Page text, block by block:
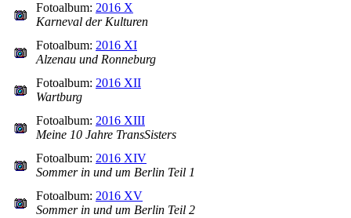
Fotoalbum: 2016 X
Karneval der Kulturen
Fotoalbum: 2016 XI
Alzenau und Ronneburg
Fotoalbum: 2016 XII
Wartburg
Fotoalbum: 2016 XIII
Meine 10 Jahre TransSisters
Fotoalbum: 2016 XIV
Sommer in und um Berlin Teil 1
Fotoalbum: 2016 XV
Sommer in und um Berlin Teil 2